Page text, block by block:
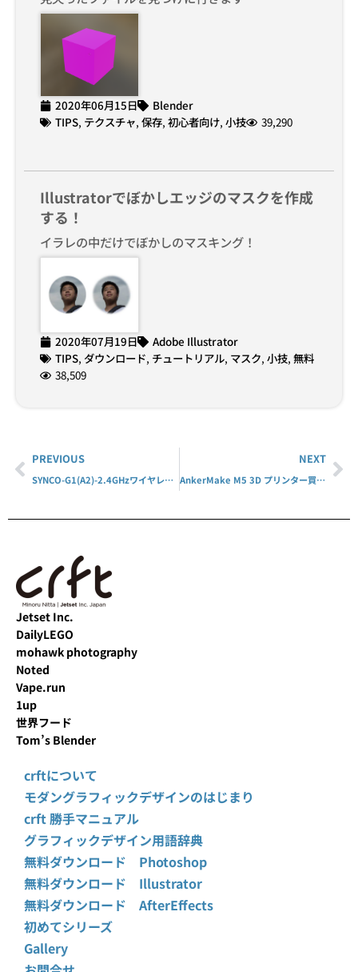
2020年06月15日
Blender
TIPS, テクスチャ, 保存, 初心者向け, 小技 39,290
Illustratorでぼかしエッジのマスクを作成
する！
イラレの中だけでぼかしのマスキング！
2020年07月19日
Adobe Illustrator
TIPS, ダウンロード, チュートリアル, マスク, 小技, 無料
38,509
PREVIOUS
SYNCO-G1(A2)-2.4GHzワイヤレスピンマイクシステムがよかった
NEXT
AnkerMake M5 3D プリンター買った！
Jetset Inc.
DailyLEGO
mohawk photography
Noted
Vape.run
1up
世界フード
Tom’s Blender
crftについて
モダングラフィックデザインのはじまり
crft 勝手マニュアル
グラフィックデザイン用語辞典
無料ダウンロード Photoshop
無料ダウンロード Illustrator
無料ダウンロード AfterEffects
初めてシリーズ
Gallery